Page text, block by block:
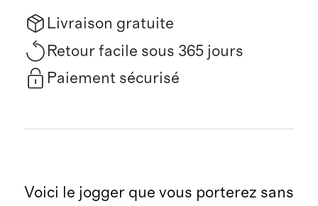
Livraison gratuite
Retour facile sous 365 jours
Paiement sécurisé
Voici le jogger que vous porterez sans